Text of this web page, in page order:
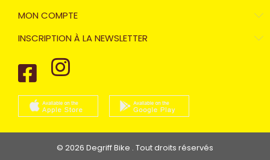
MON COMPTE
INSCRIPTION À LA NEWSLETTER
© 2026 Degriff Bike . Tout droits réservés